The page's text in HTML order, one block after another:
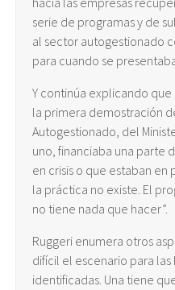
serie de programas y de
al sector autogestionado
para cuando se
Y continúa explicando que
la primera demostración
Autogestionado, del
uno, financiaba una parte
en crisis o que estaban
la práctica no existe. El
no tiene nada que hacer”.
Ruggeri enumera otros
difícil el escenario para las
identificadas. Una tiene